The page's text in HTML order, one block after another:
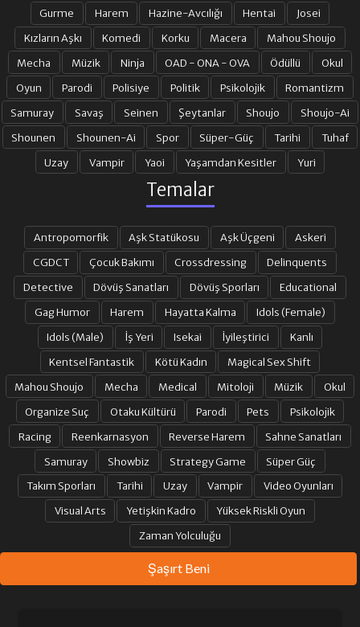
17. BÖLÜM 18. BÖLÜM
19. BÖLÜM 20. BÖLÜM
21. BÖLÜM 22. BÖLÜM
24. BÖLÜM
25. BÖLÜM FINAL
Gurme Harem Hazine-Avcılığı Hentai
Josei
Kızların Aşkı
Komedi Korku Macera
Mahou Shoujo
Mecha
Müzik Ninja OAD - ONA - OVA Ödüllü
Okul
Oyun
Parodi Polisiye Politik Psikolojik
Romantizm
Samuray
Savaş Seinen Şeytanlar Shoujo
Shoujo-Ai
Shounen
Shounen-Ai Spor Süper-Güç Tarihi
Tuhaf
Uzay
Vampir Yaoi Yaşamdan Kesitler Yuri
Temalar
Antropomorfik Aşk Statükosu Aşk Üçgeni
Askeri
CGDCT
Çocuk Bakımı Crossdressing
Delinquents
Detective
Dövüş Sanatları Dövüş Sporları
Educational
Gag Humor
Harem Hayatta Kalma
Idols (Female)
Idols (Male)
İş Yeri Isekai İyileştirici
Kanlı
Kentsel Fantastik
Kötü Kadın
Magical Sex Shift
Mahou Shoujo
Mecha Medical Mitoloji Müzik
Okul
Organize Suç
Otaku Kültürü Parodi Pets
Psikolojik
Racing
Reenkarnasyon Reverse Harem
Sahne Sanatları
Samuray
Showbiz Strategy Game
Süper Güç
Takım Sporları
Tarihi Uzay Vampir
Video Oyunları
Visual Arts
Yetişkin Kadro
Yüksek Riskli Oyun
Zaman Yolculuğu
Şaşırt Beni